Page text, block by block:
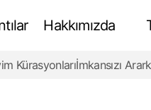
Hakkımızda
Çin İnşaat Tekniklerinde
Kürasyonlarıİmkansızı